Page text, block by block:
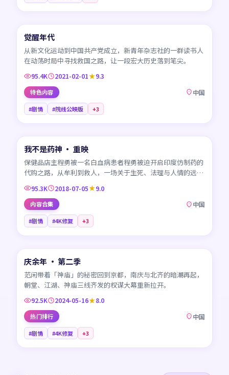
CN
觉醒年代
从新文化运动到中国共产党成立，新青年杂志社的一群读书人
在动荡时局中寻找救国之路，让一段宏大历史落到笔尖。
95.4K 2021-02-01 9.3
特色内容 中国
#剧情 #院线公映版 +3
CN
我不是药神 · 重映
保健品店主程勇被一名白血病患者程勇被迫开启印度仿制药的
代购之路，从牟利到救人，一场关于生死、法理与人情的远
95.3K 2018-07-05 9.0
内容合集 中国
#剧情 #4K修复 +3
CN
庆余年 · 第二季
范闲带着「神庙」的秘密回到京都，南庆与北齐的暗潮再起，
朝堂、江湖、神庙三线齐发的权谋大幕重新拉开。
92.5K 2024-05-16 8.0
热门排行 中国
#剧情 #4K修复 +3